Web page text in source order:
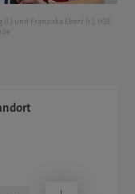
und Franziska Ebert (r.), HSE-